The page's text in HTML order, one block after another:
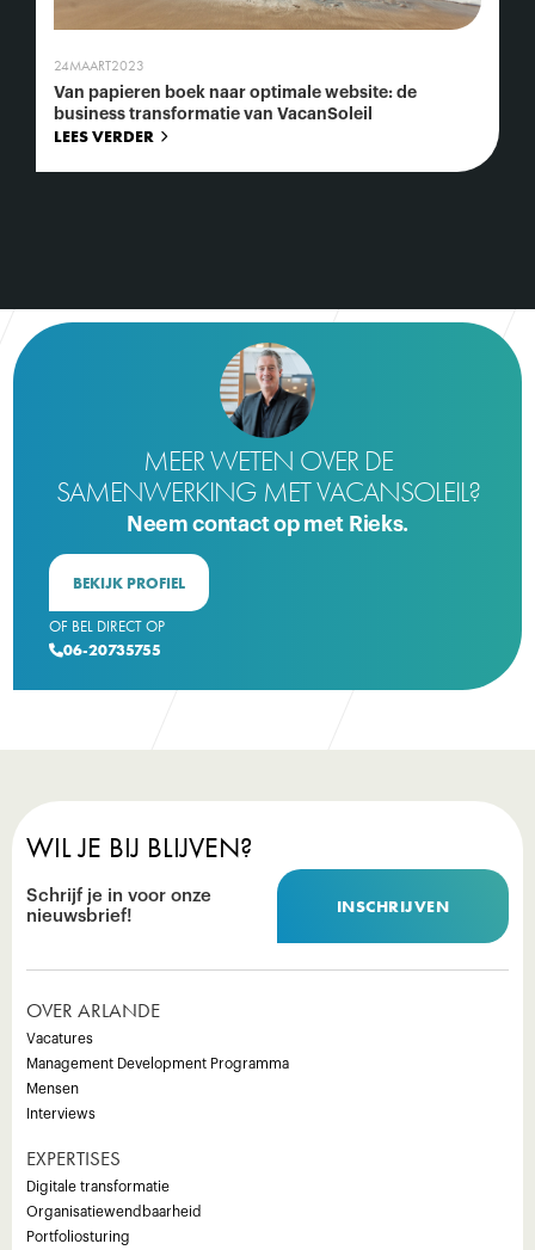
24MAART2023
Van papieren boek naar optimale website: de
business transformatie van VacanSoleil
LEES VERDER
MEER WETEN OVER DE
SAMENWERKING MET VACANSOLEIL?
Neem contact op met Rieks.
BEKIJK PROFIEL
OF BEL DIRECT OP
06-20735755
WIL JE BIJ BLIJVEN?
Schrijf je in voor onze
nieuwsbrief!
INSCHRIJVEN
OVER ARLANDE
Vacatures
Management Development Programma
Mensen
Interviews
EXPERTISES
Digitale transformatie
Organisatiewendbaarheid
Portfoliosturing